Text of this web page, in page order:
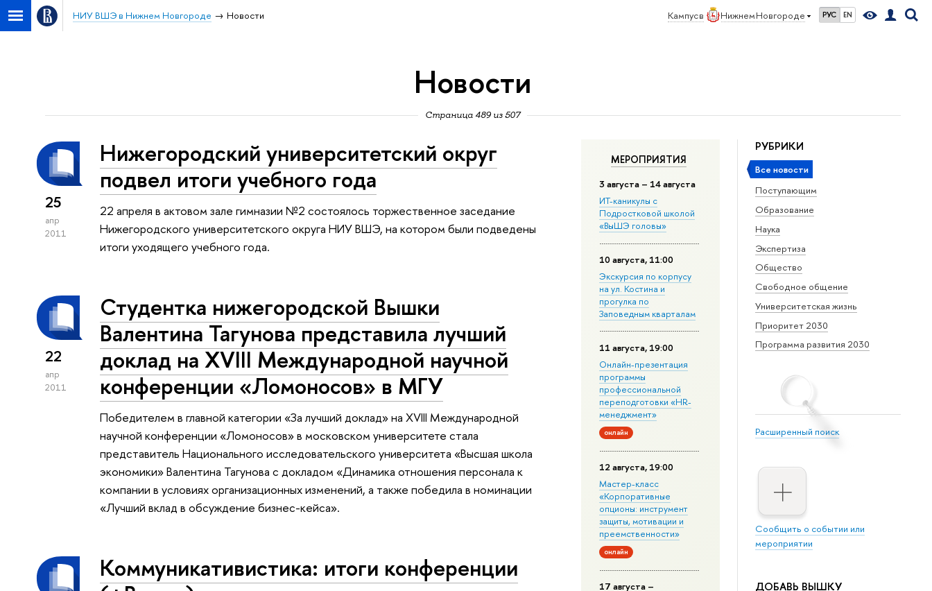
Кампус в Нижнем Новгороде РУС EN
НИУ ВШЭ в Нижнем Новгороде Новости
Новости
Страница 489 из 507
РУБРИКИ
Все новости
Поступающим
Образование
Наука
Экспертиза
Общество
Свободное общение
Университетская жизнь
Приоритет 2030
Программа развития 2030
Расширенный поиск
Сообщить о событии или
мероприятии
ДОБАВЬ ВЫШКУ
МЕРОПРИЯТИЯ
3 августа – 14 августа
ИТ-каникулы с
Подростковой школой
«ВыШЭ головы»
10 августа, 11:00
Экскурсия по корпусу
на ул. Костина и
прогулка по
Заповедным кварталам
11 августа, 19:00
Онлайн-презентация
программы
профессиональной
переподготовки «HR-
менеджмент»
онлайн
12 августа, 19:00
Мастер-класс
«Корпоративные
опционы: инструмент
защиты, мотивации и
преемственности»
онлайн
17 августа –
25
апр
2011
Нижегородский университетский округ
подвел итоги учебного года
22 апреля в актовом зале гимназии №2 состоялось торжественное заседание
Нижегородского университетского округа НИУ ВШЭ, на котором были подведены
итоги уходящего учебного года.
22
апр
2011
Студентка нижегородской Вышки
Валентина Тагунова представила лучший
доклад на XVIII Международной научной
конференции «Ломоносов» в МГУ
Победителем в главной категории «За лучший доклад» на XVIII Международной
научной конференции «Ломоносов» в московском университете стала
представитель Национального исследовательского университета «Высшая школа
экономики» Валентина Тагунова с докладом «Динамика отношения персонала к
компании в условиях организационных изменений, а также победила в номинации
«Лучший вклад в обсуждение бизнес-кейса».
Коммуникативистика: итоги конференции